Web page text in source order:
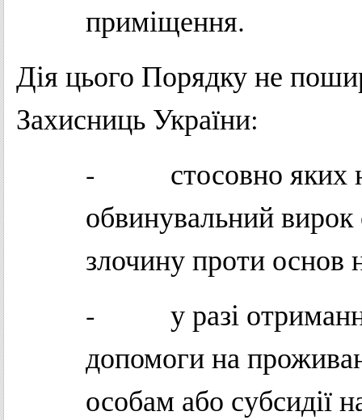
приміщення.
Дія цього Порядку не
Захисниць України:
- стосовно яких
обвинувальний
злочину проти основ
- у разі отримання
допомоги на
особам або субсидії